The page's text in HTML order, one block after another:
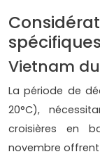
spécifiques
Vietnam
La période de
20°C),
croisières en
novembre